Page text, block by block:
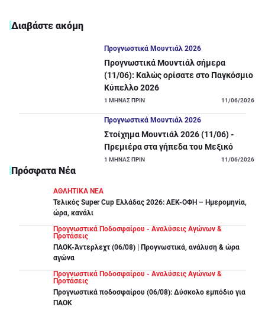
Διαβάστε ακόμη
Προγνωστικά Μουντιάλ 2026
Προγνωστικά Μουντιάλ σήμερα
(11/06): Καλώς ορίσατε στο Παγκόσμιο
Κύπελλο 2026
1 ΜΗΝΑΣ ΠΡΙΝ 11/06/2026
Προγνωστικά Μουντιάλ 2026
Στοίχημα Μουντιάλ 2026 (11/06) -
Πρεμιέρα στα γήπεδα του Μεξικό
1 ΜΗΝΑΣ ΠΡΙΝ 11/06/2026
Πρόσφατα Νέα
ΑΘΛΗΤΙΚΑ ΝΕΑ
Τελικός Super Cup Ελλάδας 2026: ΑΕΚ-ΟΦΗ – Ημερομηνία,
ώρα, κανάλι
Προγνωστικά Ποδοσφαίρου - Αναλύσεις Αγώνων &
Προτάσεις
ΠΑΟΚ-Άντερλεχτ (06/08) | Προγνωστικά, ανάλυση & ώρα
αγώνα
Προγνωστικά Ποδοσφαίρου - Αναλύσεις Αγώνων &
Προτάσεις
Προγνωστικά ποδοσφαίρου (06/08): Δύσκολο εμπόδιο για
ΠΑΟΚ